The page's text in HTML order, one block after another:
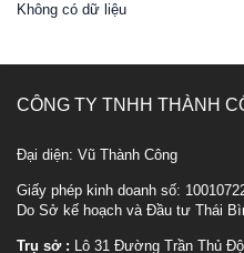
Không có dữ liệu
CÔNG TY TNHH THÀNH
Đại diện: Vũ Thành Công
Giấy phép kinh doanh số:
Do Sở kế hoạch và Đầu tư Thái
Trụ sở : Lô 31 Đường Trần Thủ